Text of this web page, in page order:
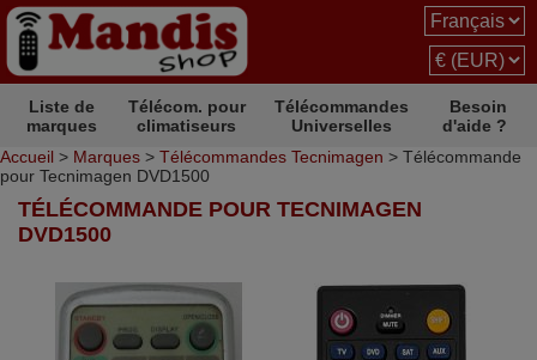
Liste de
marques
Télécom. pour
climatiseurs
Télécommandes
Universelles
Besoin
d'aide ?
Accueil > Marques > Télécommandes Tecnimagen > Télécommande
pour Tecnimagen DVD1500
TÉLÉCOMMANDE POUR TECNIMAGEN
DVD1500